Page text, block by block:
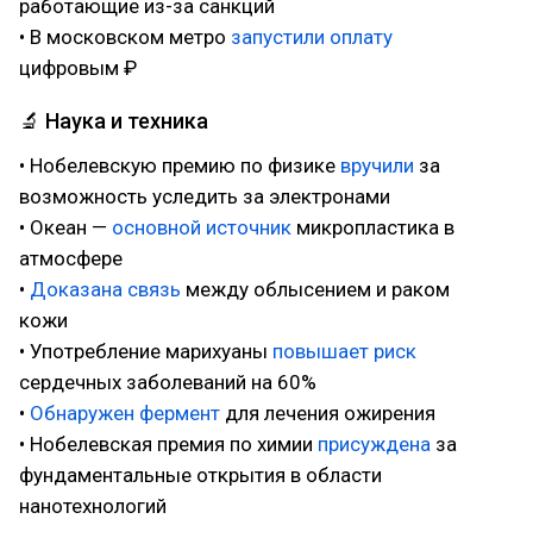
работающие из-за санкций
• В московском метро запустили оплату
цифровым ₽
🔬 Наука и техника
• Нобелевскую премию по физике вручили за
возможность уследить за электронами
• Океан — основной источник микропластика в
атмосфере
• Доказана связь между облысением и раком
кожи
• Употребление марихуаны повышает риск
сердечных заболеваний на 60%
• Обнаружен фермент для лечения ожирения
• Нобелевская премия по химии присуждена за
фундаментальные открытия в области
нанотехнологий